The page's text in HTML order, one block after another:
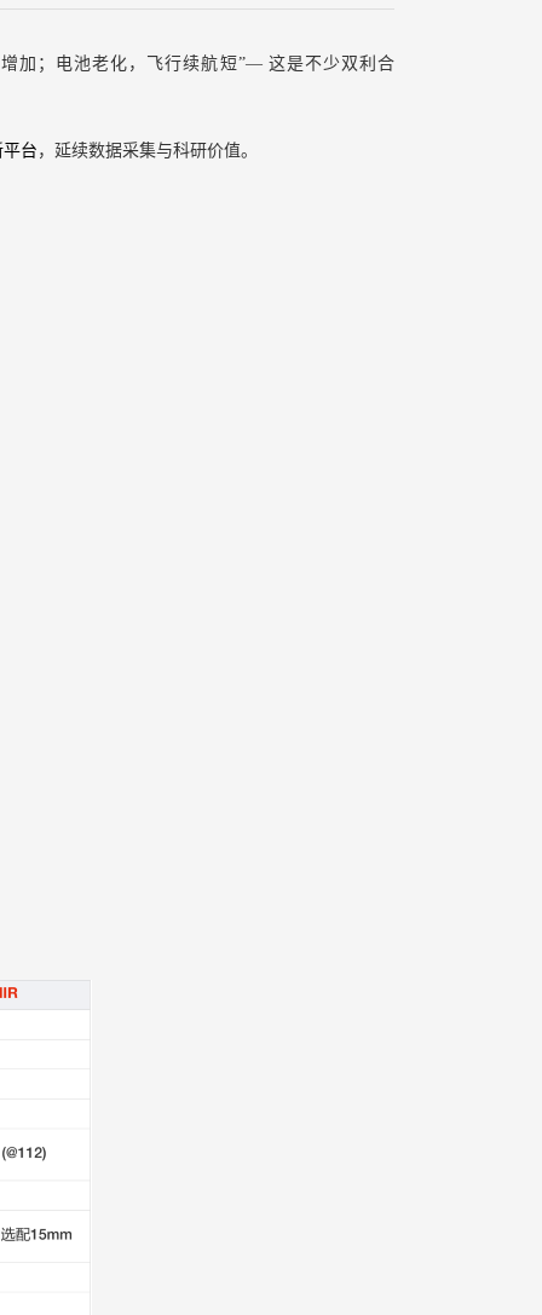
加；电池老化，飞行续航短”— 这是不少双利合
台 ，延续数据采集与科研价值。